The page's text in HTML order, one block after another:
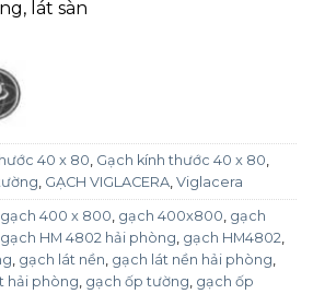
lát sàn
40 x 80, Gạch kính thước 40 x 80,
, GẠCH VIGLACERA, Viglacera
gạch 400 x 800, gạch 400x800, gạch
gạch HM 4802 hải phòng, gạch HM4802,
, gạch lát nền, gạch lát nền hải phòng,
hải phòng, gạch ốp tường, gạch ốp